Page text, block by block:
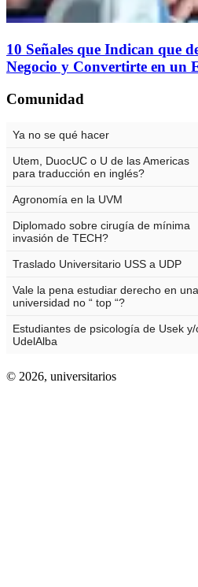
10 Señales que Indican que
Negocio y Convertirte en un
Comunidad
© 2026, universitarios